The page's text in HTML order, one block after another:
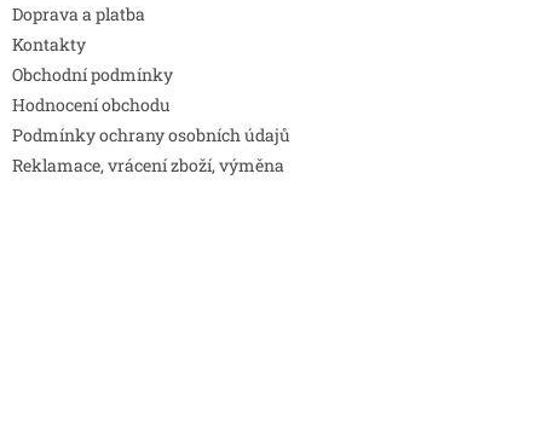
Doprava a platba
Kontakty
Obchodní podmínky
Hodnocení obchodu
Podmínky ochrany osobních údajů
Reklamace, vrácení zboží, výměna